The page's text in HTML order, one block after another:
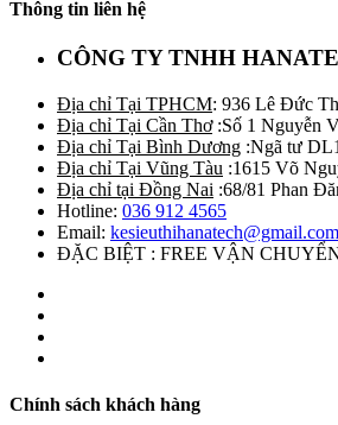
Thông tin liên hệ
CÔNG TY TNHH
Địa chỉ Tại TPHCM: 936 Lê Đức
Địa chỉ Tại Cần Thơ:Số 1 Nguyễn
Địa chỉ Tại Bình Dương :Ngã tư
Địa chỉ Tại Vũng Tàu :1615 Võ
Địa chỉ tại Đồng Nai :68/81 Phan
Hotline: 036 912 4565
Email: kesieuthihanatech@gmail.com
ĐẶC BIỆT : FREE VẬN
Chính sách khách hàng